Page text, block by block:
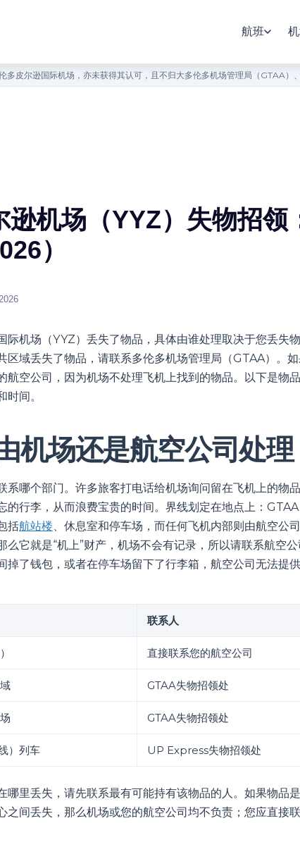
航班
多皮尔逊国际机场，亦未获得其认可，且不归大多伦多机场管理局（GTAA）
逊机场（YYZ）失物招领
）
际机场（YYZ）丢失了物品，具体由谁处理取决于您丢失
区域丢失了物品，请联系多伦多机场管理局（GTAA）。
航空公司，因为机场不处理飞机上找到的物品。以下是物
间。
机场还是航空公司处理
系哪个部门。许多旅客打电话给机场询问留在飞机上的物
的行李，从而浪费宝贵的时间。界线划定在地点上：
括航站楼、休息室和停车场，而任何飞机内部则由航空公
么它就是“机上”财产，机场不会有记录，所以请联系航空公
掉了钱包，或者在停车场留下了行李箱，航空公司无法提
联系人
直接联系您的航空公司
GTAA失物招领处
GTAA失物招领处
）列车 UP Express失物招领处
哪里丢失，请先联系最有可能持有该物品的人。如果物品
之间丢失，那么机场或您的航空公司均不负责；您应直接